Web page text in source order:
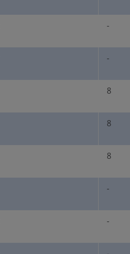
-
-
8
8
8
-
-